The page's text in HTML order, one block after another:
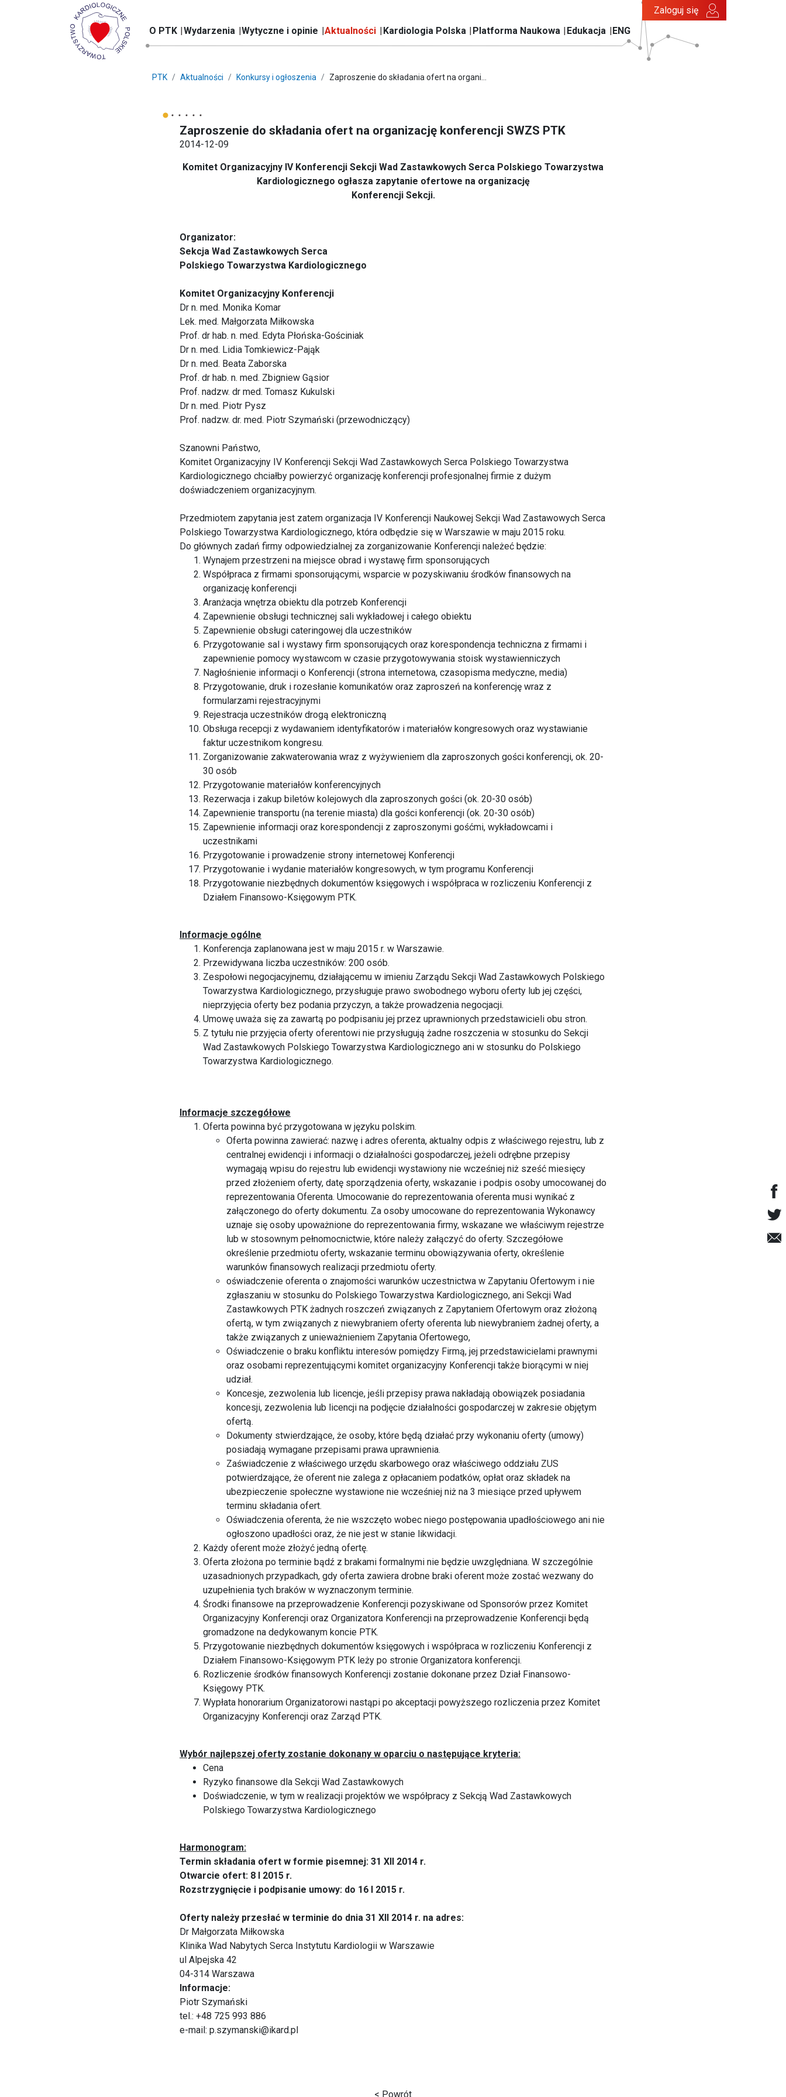
O PTK Wydarzenia Wytyczne i opinie Aktualności Kardiologia Polska Platforma Naukowa Edukacja ENG
Zaloguj się
PTK Aktualności Konkursy i ogłoszenia Zaproszenie do składania ofert na organi...
Zaproszenie do składania ofert na organizację konferencji SWZS PTK
2014-12-09
Komitet Organizacyjny IV Konferencji Sekcji Wad Zastawkowych Serca Polskiego Towarzystwa
Kardiologicznego ogłasza zapytanie ofertowe na organizację
Konferencji Sekcji.
Organizator:
Sekcja Wad Zastawkowych Serca
Polskiego Towarzystwa Kardiologicznego
Komitet Organizacyjny Konferencji
Dr n. med. Monika Komar
Lek. med. Małgorzata Miłkowska
Prof. dr hab. n. med. Edyta Płońska-Gościniak
Dr n. med. Lidia Tomkiewicz-Pająk
Dr n. med. Beata Zaborska
Prof. dr hab. n. med. Zbigniew Gąsior
Prof. nadzw. dr med. Tomasz Kukulski
Dr n. med. Piotr Pysz
Prof. nadzw. dr. med. Piotr Szymański (przewodniczący)
Szanowni Państwo,
Komitet Organizacyjny IV Konferencji Sekcji Wad Zastawkowych Serca Polskiego Towarzystwa
Kardiologicznego chciałby powierzyć organizację konferencji profesjonalnej firmie z dużym
doświadczeniem organizacyjnym.
Przedmiotem zapytania jest zatem organizacja IV Konferencji Naukowej Sekcji Wad Zastawowych Serca
Polskiego Towarzystwa Kardiologicznego, która odbędzie się w Warszawie w maju 2015 roku.
Do głównych zadań firmy odpowiedzialnej za zorganizowanie Konferencji należeć będzie:
Wynajem przestrzeni na miejsce obrad i wystawę firm sponsorujących
Współpraca z firmami sponsorującymi, wsparcie w pozyskiwaniu środków finansowych na
organizację konferencji
Aranżacja wnętrza obiektu dla potrzeb Konferencji
Zapewnienie obsługi technicznej sali wykładowej i całego obiektu
Zapewnienie obsługi cateringowej dla uczestników
Przygotowanie sal i wystawy firm sponsorujących oraz korespondencja techniczna z firmami i
zapewnienie pomocy wystawcom w czasie przygotowywania stoisk wystawienniczych
Nagłośnienie informacji o Konferencji (strona internetowa, czasopisma medyczne, media)
Przygotowanie, druk i rozesłanie komunikatów oraz zaproszeń na konferencję wraz z
formularzami rejestracyjnymi
Rejestracja uczestników drogą elektroniczną
Obsługa recepcji z wydawaniem identyfikatorów i materiałów kongresowych oraz wystawianie
faktur uczestnikom kongresu.
Zorganizowanie zakwaterowania wraz z wyżywieniem dla zaproszonych gości konferencji, ok. 20-
30 osób
Przygotowanie materiałów konferencyjnych
Rezerwacja i zakup biletów kolejowych dla zaproszonych gości (ok. 20-30 osób)
Zapewnienie transportu (na terenie miasta) dla gości konferencji (ok. 20-30 osób)
Zapewnienie informacji oraz korespondencji z zaproszonymi gośćmi, wykładowcami i
uczestnikami
Przygotowanie i prowadzenie strony internetowej Konferencji
Przygotowanie i wydanie materiałów kongresowych, w tym programu Konferencji
Przygotowanie niezbędnych dokumentów księgowych i współpraca w rozliczeniu Konferencji z
Działem Finansowo-Księgowym PTK.
Informacje ogólne
Konferencja zaplanowana jest w maju 2015 r. w Warszawie.
Przewidywana liczba uczestników: 200 osób.
Zespołowi negocjacyjnemu, działającemu w imieniu Zarządu Sekcji Wad Zastawkowych Polskiego
Towarzystwa Kardiologicznego, przysługuje prawo swobodnego wyboru oferty lub jej części,
nieprzyjęcia oferty bez podania przyczyn, a także prowadzenia negocjacji.
Umowę uważa się za zawartą po podpisaniu jej przez uprawnionych przedstawicieli obu stron.
Z tytułu nie przyjęcia oferty oferentowi nie przysługują żadne roszczenia w stosunku do Sekcji
Wad Zastawkowych Polskiego Towarzystwa Kardiologicznego ani w stosunku do Polskiego
Towarzystwa Kardiologicznego.
Informacje szczegółowe
Oferta powinna być przygotowana w języku polskim.
Oferta powinna zawierać: nazwę i adres oferenta, aktualny odpis z właściwego rejestru, lub z
centralnej ewidencji i informacji o działalności gospodarczej, jeżeli odrębne przepisy
wymagają wpisu do rejestru lub ewidencji wystawiony nie wcześniej niż sześć miesięcy
przed złożeniem oferty, datę sporządzenia oferty, wskazanie i podpis osoby umocowanej do
reprezentowania Oferenta. Umocowanie do reprezentowania oferenta musi wynikać z
załączonego do oferty dokumentu. Za osoby umocowane do reprezentowania Wykonawcy
uznaje się osoby upoważnione do reprezentowania firmy, wskazane we właściwym rejestrze
lub w stosownym pełnomocnictwie, które należy załączyć do oferty. Szczegółowe
określenie przedmiotu oferty, wskazanie terminu obowiązywania oferty, określenie
warunków finansowych realizacji przedmiotu oferty.
oświadczenie oferenta o znajomości warunków uczestnictwa w Zapytaniu Ofertowym i nie
zgłaszaniu w stosunku do Polskiego Towarzystwa Kardiologicznego, ani Sekcji Wad
Zastawkowych PTK żadnych roszczeń związanych z Zapytaniem Ofertowym oraz złożoną
ofertą, w tym związanych z niewybraniem oferty oferenta lub niewybraniem żadnej oferty, a
także związanych z unieważnieniem Zapytania Ofertowego,
Oświadczenie o braku konfliktu interesów pomiędzy Firmą, jej przedstawicielami prawnymi
oraz osobami reprezentującymi komitet organizacyjny Konferencji także biorącymi w niej
udział.
Koncesje, zezwolenia lub licencje, jeśli przepisy prawa nakładają obowiązek posiadania
koncesji, zezwolenia lub licencji na podjęcie działalności gospodarczej w zakresie objętym
ofertą.
Dokumenty stwierdzające, że osoby, które będą działać przy wykonaniu oferty (umowy)
posiadają wymagane przepisami prawa uprawnienia.
Zaświadczenie z właściwego urzędu skarbowego oraz właściwego oddziału ZUS
potwierdzające, że oferent nie zalega z opłacaniem podatków, opłat oraz składek na
ubezpieczenie społeczne wystawione nie wcześniej niż na 3 miesiące przed upływem
terminu składania ofert.
Oświadczenia oferenta, że nie wszczęto wobec niego postępowania upadłościowego ani nie
ogłoszono upadłości oraz, że nie jest w stanie likwidacji.
Każdy oferent może złożyć jedną ofertę.
Oferta złożona po terminie bądź z brakami formalnymi nie będzie uwzględniana. W szczególnie
uzasadnionych przypadkach, gdy oferta zawiera drobne braki oferent może zostać wezwany do
uzupełnienia tych braków w wyznaczonym terminie.
Środki finansowe na przeprowadzenie Konferencji pozyskiwane od Sponsorów przez Komitet
Organizacyjny Konferencji oraz Organizatora Konferencji na przeprowadzenie Konferencji będą
gromadzone na dedykowanym koncie PTK.
Przygotowanie niezbędnych dokumentów księgowych i współpraca w rozliczeniu Konferencji z
Działem Finansowo-Księgowym PTK leży po stronie Organizatora konferencji.
Rozliczenie środków finansowych Konferencji zostanie dokonane przez Dział Finansowo-
Księgowy PTK.
Wypłata honorarium Organizatorowi nastąpi po akceptacji powyższego rozliczenia przez Komitet
Organizacyjny Konferencji oraz Zarząd PTK.
Wybór najlepszej oferty zostanie dokonany w oparciu o następujące kryteria:
Cena
Ryzyko finansowe dla Sekcji Wad Zastawkowych
Doświadczenie, w tym w realizacji projektów we współpracy z Sekcją Wad Zastawkowych
Polskiego Towarzystwa Kardiologicznego
Harmonogram:
Termin składania ofert w formie pisemnej: 31 XII 2014 r.
Otwarcie ofert: 8 I 2015 r.
Rozstrzygnięcie i podpisanie umowy: do 16 I 2015 r.
Oferty należy przesłać w terminie do dnia 31 XII 2014 r. na adres:
Dr Małgorzata Miłkowska
Klinika Wad Nabytych Serca Instytutu Kardiologii w Warszawie
ul Alpejska 42
04-314 Warszawa
Informacje:
Piotr Szymański
tel.: +48 725 993 886
e-mail: p.szymanski@ikard.pl
< Powrót